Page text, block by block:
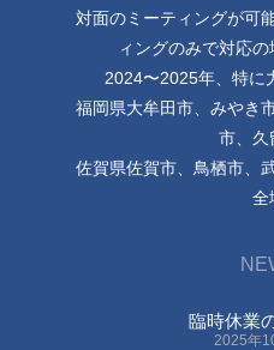
対面のミーティングが可
ィングのみで対応の
2024〜2025年、特に
福岡県大牟田市、みやき
市、久
佐賀県佐賀市、鳥栖市、
全
臨時休業
2025年